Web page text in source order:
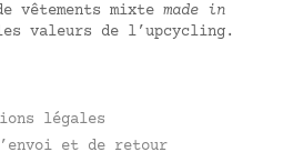
vêtements mixte made in
valeurs de l’upcycling.
légales
et de retour